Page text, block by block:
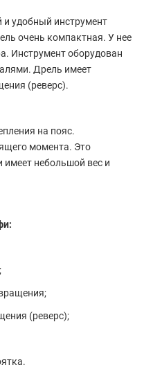
удобный инструмент
очень компактная. У нее
Инструмент оборудован
Дрель имеет
(реверс).
на пояс.
момента. Это
имеет небольшой вес и
(реверс);